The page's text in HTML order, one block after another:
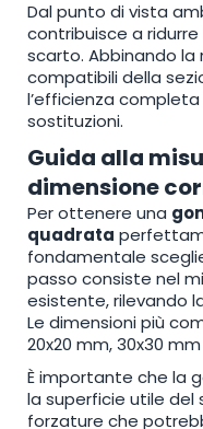
Dal punto di vista
contribuisce a
scarto. Abbinando
compatibili della
l’efficienza
sostituzioni.
Guida alla
dimensione
Per ottenere una
quadrata
fondamentale
passo consiste nel
esistente, rilevando
Le dimensioni più
20x20 mm, 30x30
È importante che la
la superficie utile del
forzature che